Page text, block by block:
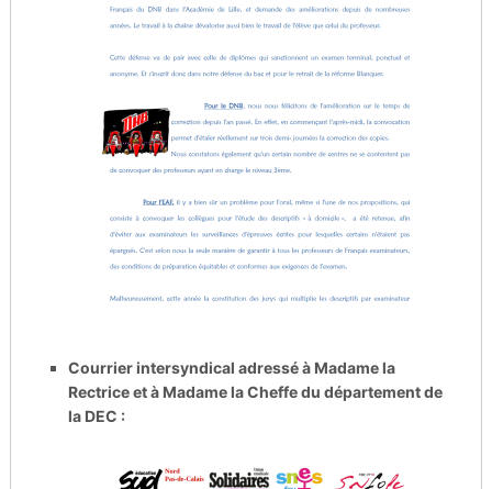
Courrier intersyndical adressé à Madame la
Rectrice et à Madame la Cheffe du département de
la DEC :